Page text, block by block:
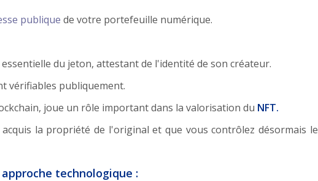
publique de votre portefeuille numérique.
du jeton, attestant de l'identité de son créateur.
vérifiables publiquement.
joue un rôle important dans la valorisation du NFT.
la propriété de l'original et que vous contrôlez désormais le
technologique :